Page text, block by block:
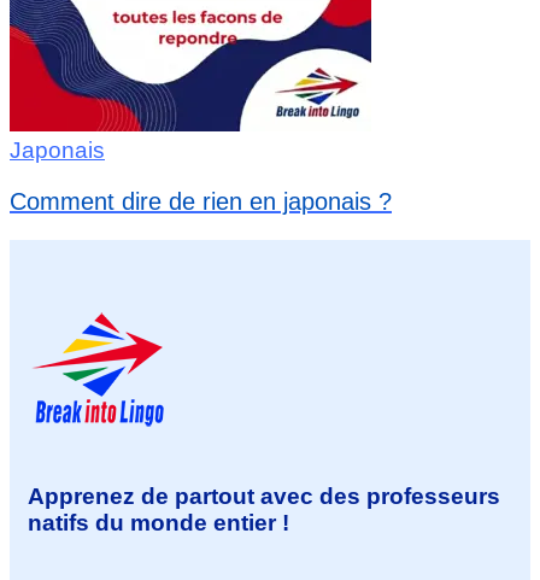
Japonais
Comment dire de rien en japonais ?
Apprenez de partout avec des professeurs
natifs du monde entier !